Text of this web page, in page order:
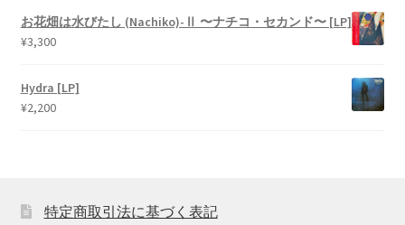
お花畑は水びたし (Nachiko)-Ⅱ 〜ナチコ・セカンド〜 [LP]
¥3,300
Hydra [LP]
¥2,200
特定商取引法に基づく表記